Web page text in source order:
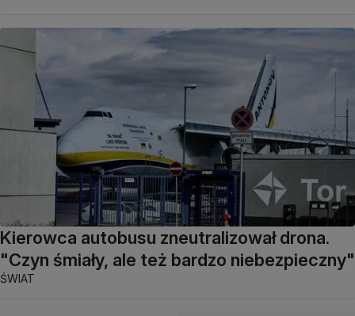
Kierowca autobusu zneutralizował drona.
"Czyn śmiały, ale też bardzo niebezpieczny"
ŚWIAT